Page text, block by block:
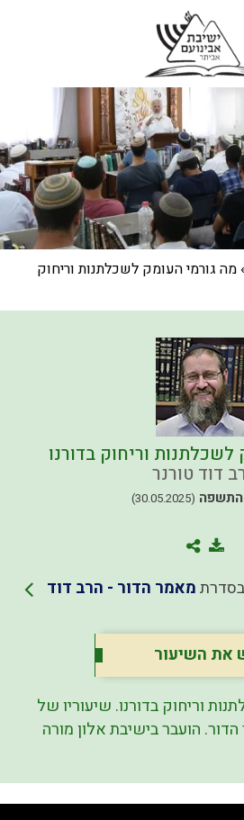
מה גורמי העומק לשכלתנות וריחוק
וריחוק בדורנו
דוד טורנר
התשפה (30.05.2025)
מאמר הדור - הרב דוד
את השיעור
וריחוק בדורנו. שיעוריו של
הועבר בישיבת אלון מורה